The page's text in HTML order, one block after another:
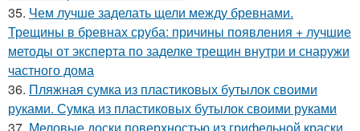
35. Чем лучше заделать щели между бревнами.
Трещины в бревнах сруба: причины появления + лучшие
методы от эксперта по заделке трещин внутри и снаружи
частного дома
36. Пляжная сумка из пластиковых бутылок своими
руками. Сумка из пластиковых бутылок своими руками